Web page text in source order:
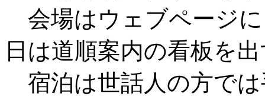
会場はウェブページ
日は道順案内の看板を
宿泊は世話人の方で